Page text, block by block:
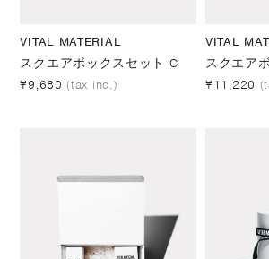
VITAL MATERIAL
スクエアボックスセット C
¥9,680 (tax inc.)
VITAL
スクエア
¥11,220